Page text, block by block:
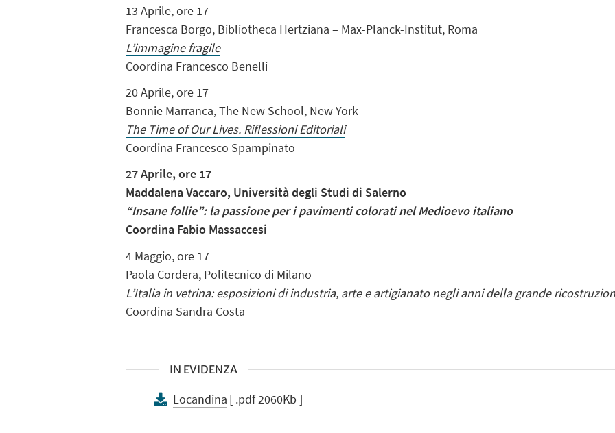
13 Aprile, ore 17
Francesca Borgo, Bibliotheca Hertziana – Max-Planck-Institut, Roma
L’immagine fragile
Coordina Francesco Benelli
20 Aprile, ore 17
Bonnie Marranca, The New School, New York
The Time of Our Lives. Riflessioni Editoriali
Coordina Francesco Spampinato
27 Aprile, ore 17
Maddalena Vaccaro, Università degli Studi di Salerno
“Insane follie”: la passione per i pavimenti colorati nel Medioevo italiano
Coordina Fabio Massaccesi
4 Maggio, ore 17
Paola Cordera, Politecnico di Milano
L’Italia in vetrina: esposizioni di industria, arte e artigianato negli anni della grande
Coordina Sandra Costa
IN EVIDENZA
Locandina [ .pdf 2060Kb ]